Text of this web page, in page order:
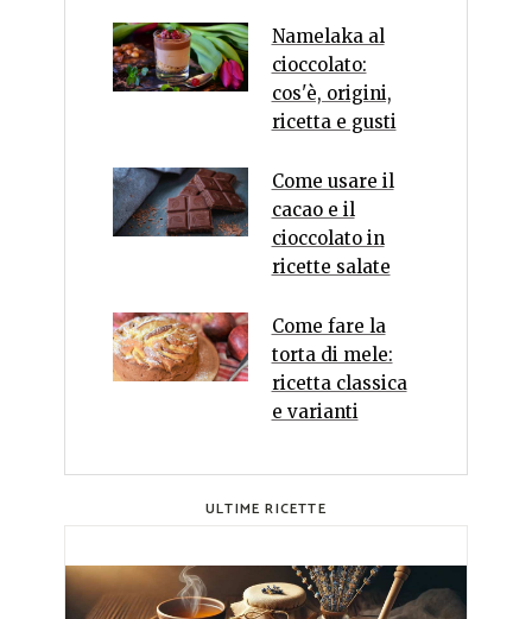
Namelaka al
cioccolato:
cos'è, origini,
ricetta e gusti
Come usare il
cacao e il
cioccolato in
ricette salate
Come fare la
torta di mele:
ricetta classica
e varianti
ULTIME RICETTE